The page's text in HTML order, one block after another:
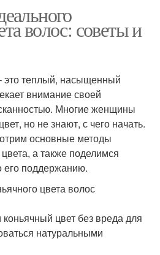
волос: советы и
это теплый, насыщенный
внимание своей
Многие женщины
но не знают, с чего начать.
основные методы
а также поделимся
его поддержанию.
цвета волос
цвет без вреда для
натуральными